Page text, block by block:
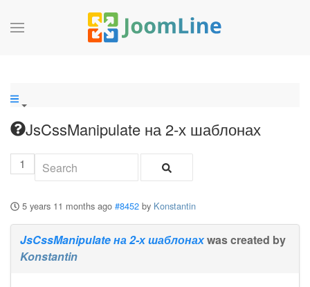
JsCssManipulate на 2-х шаблонах
1
5 years 11 months ago #8452 by Konstantin
JsCssManipulate на 2-х шаблонахwas created by
Konstantin